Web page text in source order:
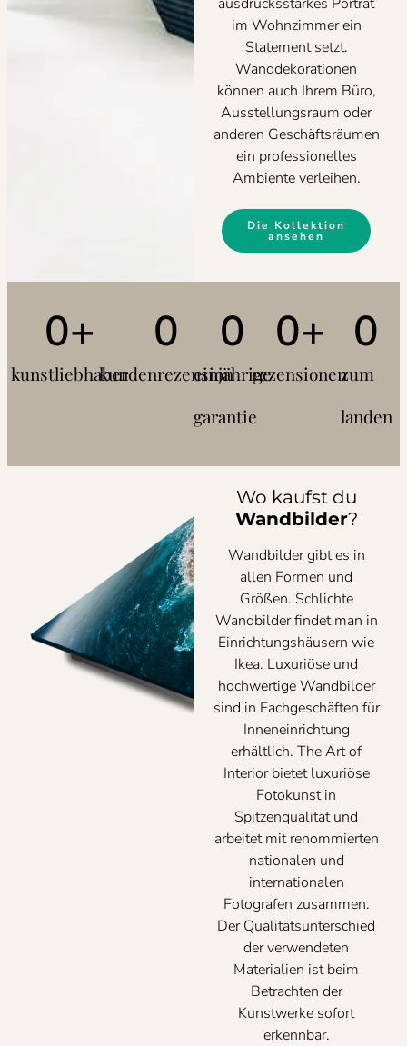
im Wohnzimmer ein
Statement setzt.
Wanddekorationen
können auch Ihrem Büro,
Ausstellungsraum oder
anderen Geschäftsräumen
ein professionelles
Ambiente verleihen.
Die Kollektion
ansehen
kunstliebhaber
0+
kundenrezension
0
einjährige
garantie
0
rezensionen
0+
zum
landen
0
Wo kaufst du
Wandbilder?
Wandbilder gibt es in
allen Formen und
Größen. Schlichte
Wandbilder findet man in
Einrichtungshäusern wie
Ikea. Luxuriöse und
hochwertige Wandbilder
sind in Fachgeschäften für
Inneneinrichtung
erhältlich. The Art of
Interior bietet luxuriöse
Fotokunst in
Spitzenqualität und
arbeitet mit renommierten
nationalen und
internationalen
Fotografen zusammen.
Der Qualitätsunterschied
der verwendeten
Materialien ist beim
Betrachten der
Kunstwerke sofort
erkennbar.